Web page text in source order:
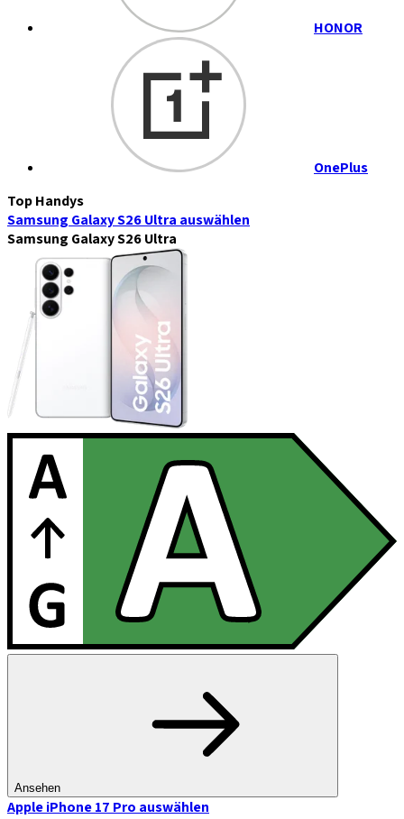
HONOR
OnePlus
Top Handys
Samsung Galaxy S26 Ultra auswählen
Samsung Galaxy S26 Ultra
Ansehen
Apple iPhone 17 Pro auswählen